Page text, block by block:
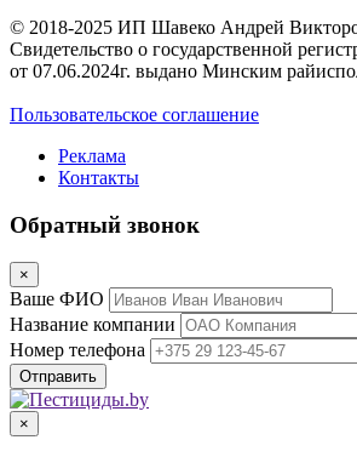
© 2018-2025 ИП Шавеко Андрей
Свидетельство о государственной
от 07.06.2024г. выдано Минским
Пользовательское соглашение
Реклама
Контакты
Обратный звонок
×
Ваше ФИО
Название компании
Номер телефона
×